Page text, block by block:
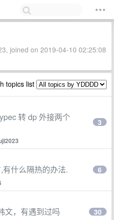
joined on 2019-04-10 02:25:08
topics list
转 dp 外接两个
3
什么隔热的办法. 6
文，有遇到过吗 30